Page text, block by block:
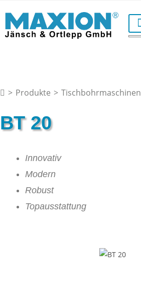
> Produkte > Tischbohrmaschinen
BT 20
Innovativ
Modern
Robust
Topausstattung